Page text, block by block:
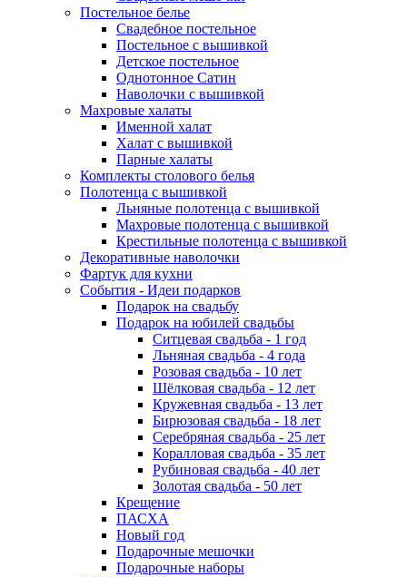
Постельное белье
Свадебное постельное
Постельное с вышивкой
Детское постельное
Однотонное Сатин
Наволочки с вышивкой
Махровые халаты
Именной халат
Халат с вышивкой
Парные халаты
Комплекты столового белья
Полотенца с вышивкой
Льняные полотенца с вышивкой
Махровые полотенца с вышивкой
Крестильные полотенца с вышивкой
Декоративные наволочки
Фартук для кухни
События - Идеи подарков
Подарок на свадьбу
Подарок на юбилей свадьбы
Ситцевая свадьба - 1 год
Льняная свадьба - 4 года
Розовая свадьба - 10 лет
Шёлковая свадьба - 12 лет
Кружевная свадьба - 13 лет
Бирюзовая свадьба - 18 лет
Серебряная свадьба - 25 лет
Коралловая свадьба - 35 лет
Рубиновая свадьба - 40 лет
Золотая свадьба - 50 лет
Крещение
ПАСХА
Новый год
Подарочные мешочки
Подарочные наборы